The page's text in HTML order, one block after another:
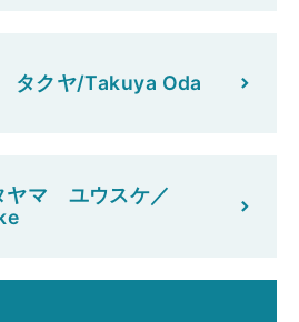
クヤ/Takuya Oda
マ ユウスケ／